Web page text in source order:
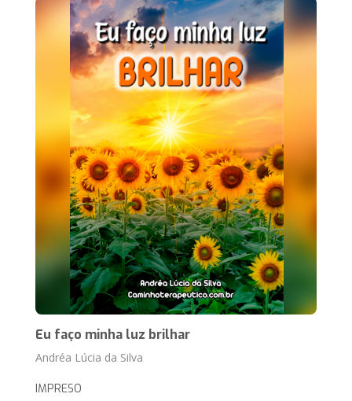
Eu faço minha luz brilhar
Andréa Lúcia da Silva
IMPRESO